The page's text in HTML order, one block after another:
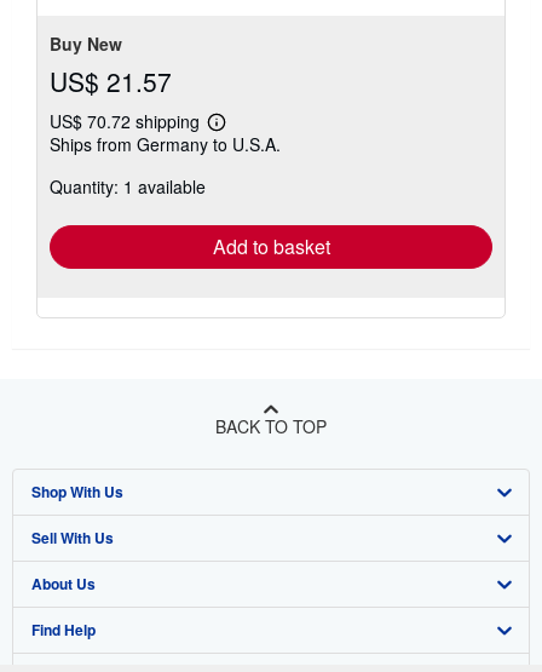
Buy New
US$ 21.57
US$ 70.72 shipping
Learn
more
Ships from Germany to U.S.A.
Quantity: 1 available
Add to basket
BACK TO TOP
Shop With Us
Advanced Search
Browse Collections
My Account
Sell With Us
Start Selling
Join Our Affiliate Program
About Us
About AbeBooks
Find Help